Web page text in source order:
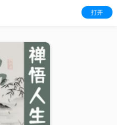
打开